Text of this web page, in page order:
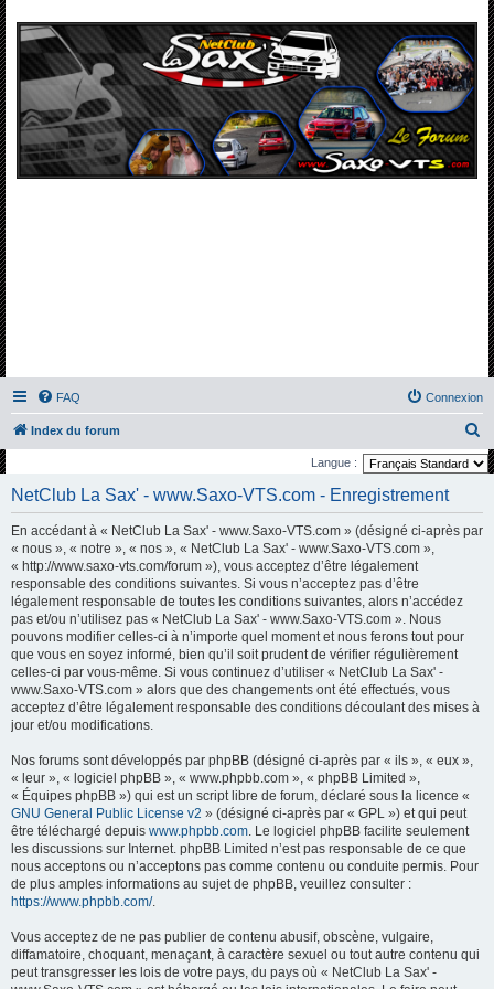
FAQ Connexion
Index du forum
e
Langue :
NetClub La Sax' - www.Saxo-VTS.com - Enregistrement
En accédant à « NetClub La Sax' - www.Saxo-VTS.com » (désigné ci-après par
« nous », « notre », « nos », « NetClub La Sax' - www.Saxo-VTS.com »,
« http://www.saxo-vts.com/forum »), vous acceptez d’être légalement
responsable des conditions suivantes. Si vous n’acceptez pas d’être
légalement responsable de toutes les conditions suivantes, alors n’accédez
pas et/ou n’utilisez pas « NetClub La Sax' - www.Saxo-VTS.com ». Nous
pouvons modifier celles-ci à n’importe quel moment et nous ferons tout pour
que vous en soyez informé, bien qu’il soit prudent de vérifier régulièrement
celles-ci par vous-même. Si vous continuez d’utiliser « NetClub La Sax' -
www.Saxo-VTS.com » alors que des changements ont été effectués, vous
acceptez d’être légalement responsable des conditions découlant des mises à
jour et/ou modifications.
Nos forums sont développés par phpBB (désigné ci-après par « ils », « eux »,
« leur », « logiciel phpBB », « www.phpbb.com », « phpBB Limited »,
« Équipes phpBB ») qui est un script libre de forum, déclaré sous la licence «
GNU General Public License v2 » (désigné ci-après par « GPL ») et qui peut
être téléchargé depuis www.phpbb.com. Le logiciel phpBB facilite seulement
les discussions sur Internet. phpBB Limited n’est pas responsable de ce que
nous acceptons ou n’acceptons pas comme contenu ou conduite permis. Pour
de plus amples informations au sujet de phpBB, veuillez consulter :
https://www.phpbb.com/.
Vous acceptez de ne pas publier de contenu abusif, obscène, vulgaire,
diffamatoire, choquant, menaçant, à caractère sexuel ou tout autre contenu qui
peut transgresser les lois de votre pays, du pays où « NetClub La Sax' -